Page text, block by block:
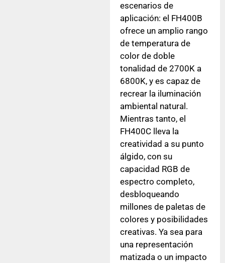
escenarios de
aplicación: el FH400B
ofrece un amplio rango
de temperatura de
color de doble
tonalidad de 2700K a
6800K, y es capaz de
recrear la iluminación
ambiental natural.
Mientras tanto, el
FH400C lleva la
creatividad a su punto
álgido, con su
capacidad RGB de
espectro completo,
desbloqueando
millones de paletas de
colores y posibilidades
creativas. Ya sea para
una representación
matizada o un impacto